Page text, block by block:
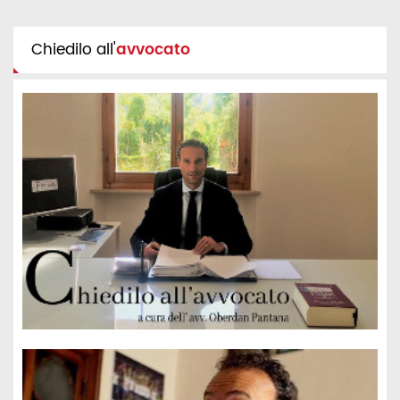
Chiedilo all'avvocato